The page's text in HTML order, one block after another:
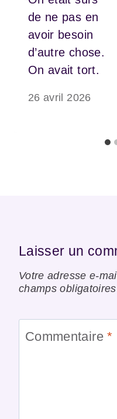
de ne pas en
avoir besoin
d’autre chose.
On avait tort.
26 avril 2026
Laisser un
Votre adresse e-
champs
Commentaire*